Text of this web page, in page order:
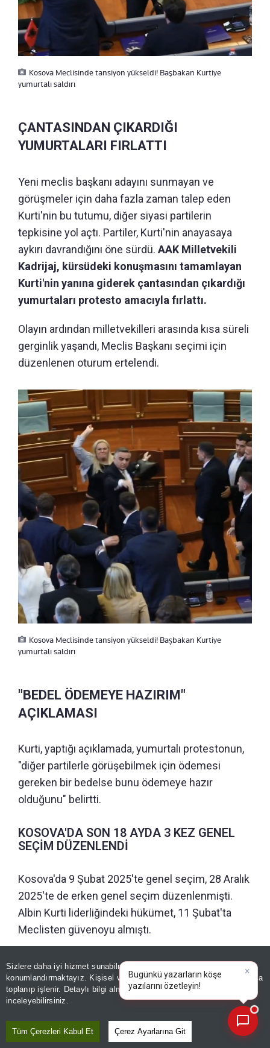
Sizlere daha iyi hizmet sunabilmek adına sitemizde
konumlandırmaktayız. Kişisel verileriniz, KVKK ve GDPR kapsamında
toplanıp işlenir. Detaylı bilgi almak içinAydınlatma Metnimizi
inceleyebilirsiniz.
Tüm Çerezleri Kabul Et Çerez Ayarlarına Git
Kosova Meclisinde tansiyon yükseldi! Başbakan Kurtiye
yumurtalı saldırı
ÇANTASINDAN ÇIKARDIĞI
YUMURTALARI FIRLATTI
Yeni meclis başkanı adayını sunmayan ve
görüşmeler için daha fazla zaman talep eden
Kurti'nin bu tutumu, diğer siyasi partilerin
tepkisine yol açtı. Partiler, Kurti'nin anayasaya
aykırı davrandığını öne sürdü. AAK Milletvekili
Kadrijaj, kürsüdeki konuşmasını tamamlayan
Kurti'nin yanına giderek çantasından çıkardığı
yumurtaları protesto amacıyla fırlattı.
Olayın ardından milletvekilleri arasında kısa süreli
gerginlik yaşandı, Meclis Başkanı seçimi için
düzenlenen oturum ertelendi.
Kosova Meclisinde tansiyon yükseldi! Başbakan Kurtiye
yumurtalı saldırı
"BEDEL ÖDEMEYE HAZIRIM"
AÇIKLAMASI
Kurti, yaptığı açıklamada, yumurtalı protestonun,
"diğer partilerle görüşebilmek için ödemesi
gereken bir bedelse bunu ödemeye hazır
olduğunu" belirtti.
⁠KOSOVA'DA SON 18 AYDA 3 KEZ GENEL
SEÇİM DÜZENLENDİ
Kosova'da 9 Şubat 2025'te genel seçim, 28 Aralık
2025'te de erken genel seçim düzenlenmişti.
Albin Kurti liderliğindeki hükümet, 11 Şubat'ta
Meclisten güvenoyu almıştı.
×
Bugünkü yazarların köşe
yazılarını özetl